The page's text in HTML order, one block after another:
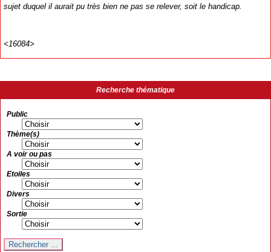
sujet duquel il aurait pu très bien ne pas se relever, soit le handicap.
<16084>
Recherche thématique
Public
Thème(s)
A voir ou pas
Etoiles
Divers
Sortie